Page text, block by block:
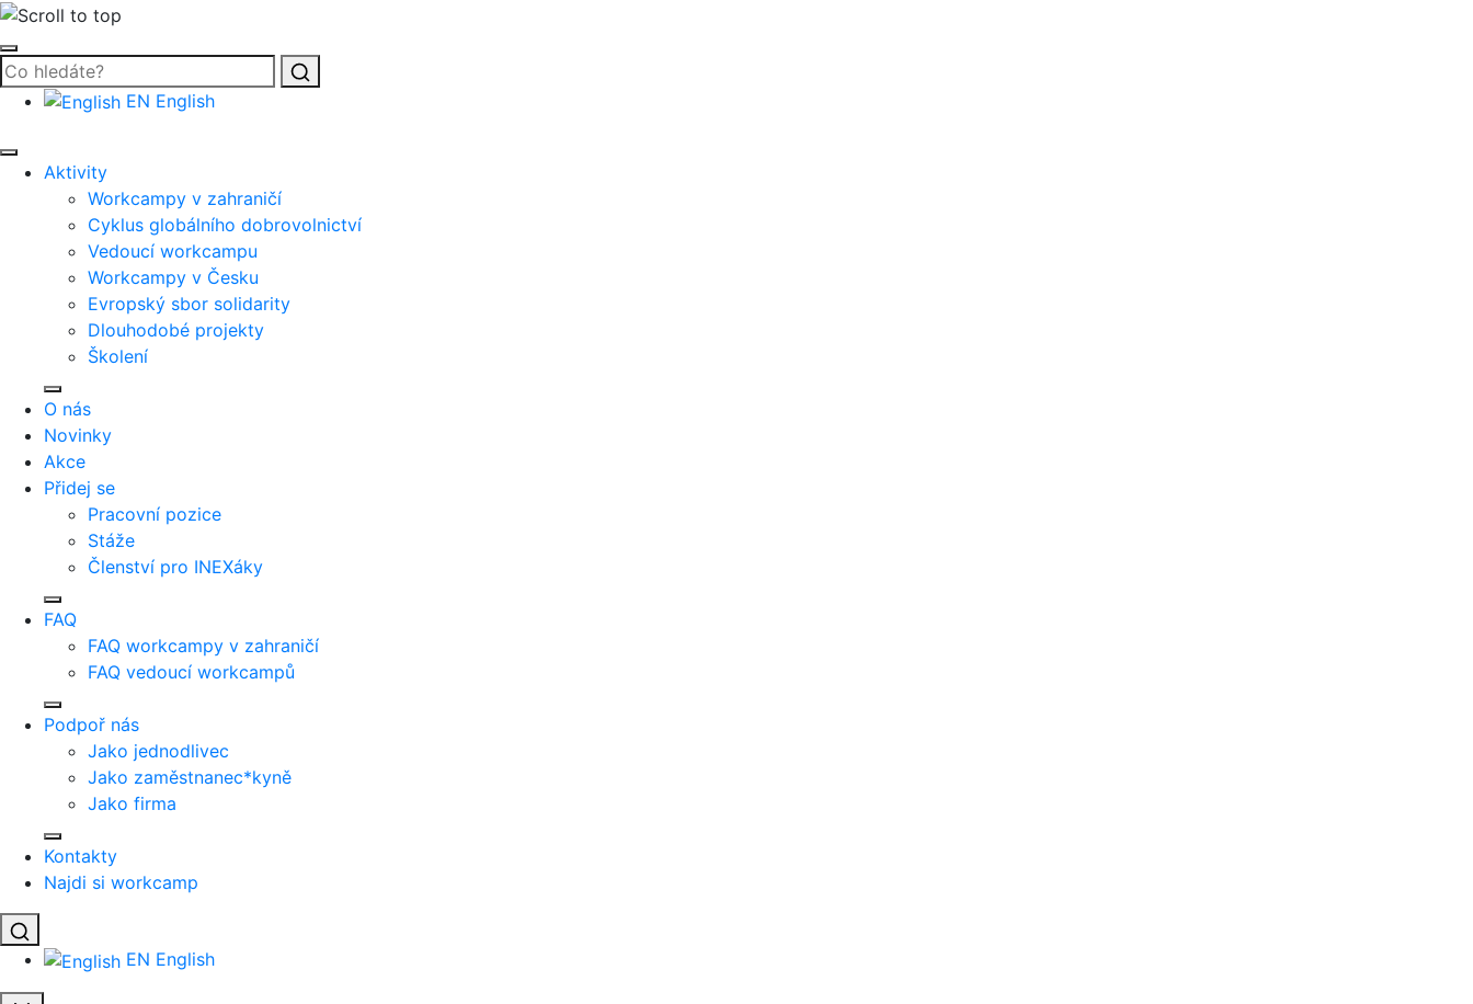
Vyhledat
EN English
Aktivity
Workcampy v zahraničí
Cyklus globálního dobrovolnictví
Vedoucí workcampu
Workcampy v Česku
Evropský sbor solidarity
Dlouhodobé projekty
Školení
O nás
Novinky
Akce
Přidej se
Pracovní pozice
Stáže
Členství pro INEXáky
FAQ
FAQ workcampy v zahraničí
FAQ vedoucí workcampů
Podpoř nás
Jako jednodlivec
Jako zaměstnanec*kyně
Jako firma
Kontakty
Najdi si workcamp
EN English